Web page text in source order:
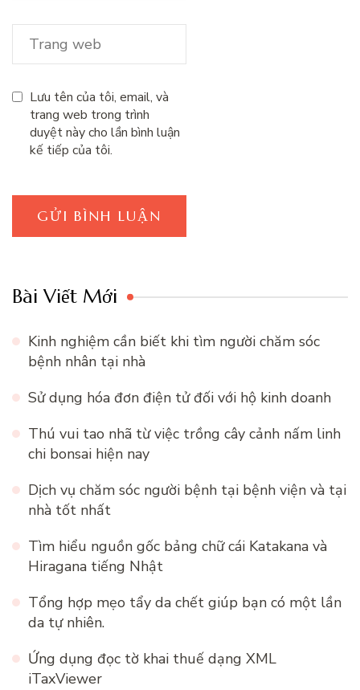
Lưu tên của tôi, email, và
trang web trong trình
duyệt này cho lần bình luận
kế tiếp của tôi.
Bài Viết Mới
Kinh nghiệm cần biết khi tìm người chăm sóc
bệnh nhân tại nhà
Sử dụng hóa đơn điện tử đối với hộ kinh doanh
Thú vui tao nhã từ việc trồng cây cảnh nấm linh
chi bonsai hiện nay
Dịch vụ chăm sóc người bệnh tại bệnh viện và tại
nhà tốt nhất
Tìm hiểu nguồn gốc bảng chữ cái Katakana và
Hiragana tiếng Nhật
Tổng hợp mẹo tẩy da chết giúp bạn có một lần
da tự nhiên.
Ứng dụng đọc tờ khai thuế dạng XML
iTaxViewer